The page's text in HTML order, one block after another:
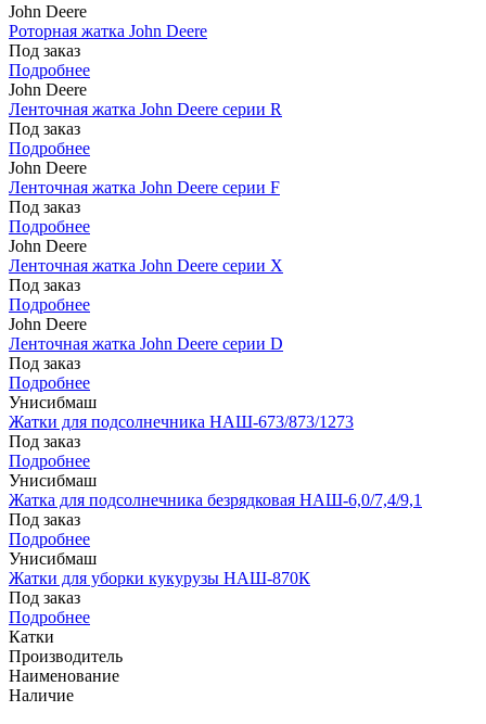
John Deere
Роторная жатка John Deere
Под заказ
Подробнее
John Deere
Ленточная жатка John Deere серии R
Под заказ
Подробнее
John Deere
Ленточная жатка John Deere серии F
Под заказ
Подробнее
John Deere
Ленточная жатка John Deere серии X
Под заказ
Подробнее
John Deere
Ленточная жатка John Deere серии D
Под заказ
Подробнее
Унисибмаш
Жатки для подсолнечника НАШ-673/873/1273
Под заказ
Подробнее
Унисибмаш
Жатка для подсолнечника безрядковая НАШ-6,0/7,4/9,1
Под заказ
Подробнее
Унисибмаш
Жатки для уборки кукурузы НАШ-870К
Под заказ
Подробнее
Катки
Производитель
Наименование
Наличие